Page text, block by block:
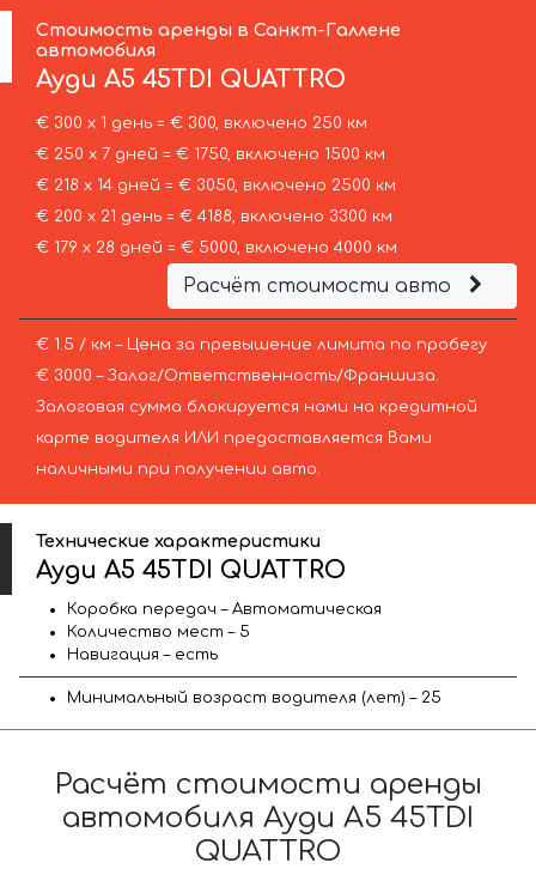
Стоимость аренды в Санкт-Галлене
автомобиля
Ауди A5 45TDI QUATTRO
€ 300 х 1 день = € 300, включено 250 км
€ 250 х 7 дней = € 1750, включено 1500 км
€ 218 х 14 дней = € 3050, включено 2500 км
€ 200 х 21 день = € 4188, включено 3300 км
€ 179 х 28 дней = € 5000, включено 4000 км
Расчёт стоимости авто
€ 1.5 / км – Цена за превышение лимита по пробегу
€ 3000 – Залог/Ответственность/Франшиза.
Залоговая сумма блокируется нами на кредитной
карте водителя ИЛИ предоставляется Вами
наличными при получении авто.
Технические характеристики
Ауди A5 45TDI QUATTRO
Коробка передач – Автоматическая
Количество мест – 5
Навигация – есть
Минимальный возраст водителя (лет) – 25
Расчёт стоимости аренды
автомобиля Ауди A5 45TDI
QUATTRO